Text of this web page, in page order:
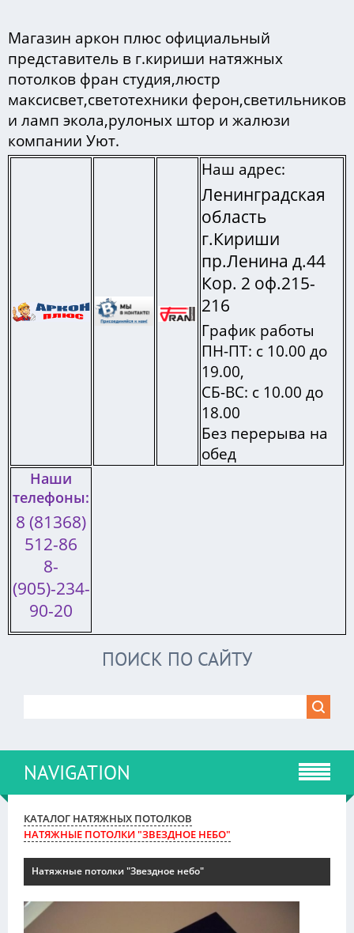
Магазин аркон плюс официальный
представитель в г.кириши натяжных
потолков фран студия,люстр
максисвет,светотехники ферон,светильников
и ламп экола,рулоных штор и жалюзи
компании Уют.
Наш адрес:
Ленинградская
область
г.Кириши
пр.Ленина д.44
Кор. 2 оф.215-
216
График работы
ПН-ПТ: с 10.00 до
19.00,
СБ-ВС: с 10.00 до
18.00
Без перерыва на
обед
Наши
телефоны:
8 (81368)
512-86
8-
(905)-234-
90-20
ПОИСК ПО САЙТУ
NAVIGATION
КАТАЛОГ НАТЯЖНЫХ ПОТОЛКОВ
НАТЯЖНЫЕ ПОТОЛКИ "ЗВЕЗДНОЕ НЕБО"
Натяжные потолки "Звездное небо"